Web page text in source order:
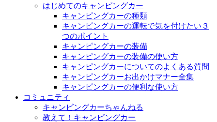
はじめてのキャンピングカー
キャンピングカーの種類
キャンピングカーの運転で気を付けたい３
つのポイント
キャンピングカーの装備
キャンピングカーの装備の使い方
キャンピングカーについてのよくある質問
キャンピングカーお出かけマナー全集
キャンピングカーの便利な使い方
コミュニティ
キャンピングカーちゃんねる
教えて！キャンピングカー